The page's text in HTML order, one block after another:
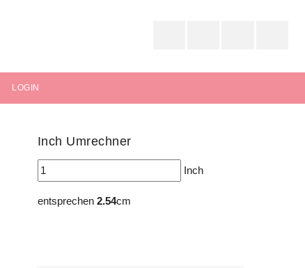
LOGIN
Inch Umrechner
Inch
entsprechen 2.54cm